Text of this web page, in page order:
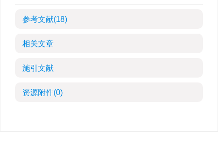
参考文献(18)
相关文章
施引文献
资源附件(0)